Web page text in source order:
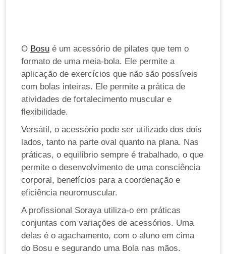
O Bosu é um acessório de pilates que tem o
formato de uma meia-bola. Ele permite a
aplicação de exercícios que não são possíveis
com bolas inteiras. Ele permite a prática de
atividades de fortalecimento muscular e
flexibilidade.
Versátil, o acessório pode ser utilizado dos dois
lados, tanto na parte oval quanto na plana. Nas
práticas, o equilíbrio sempre é trabalhado, o que
permite o desenvolvimento de uma consciência
corporal, benefícios para a coordenação e
eficiência neuromuscular.
A profissional Soraya utiliza-o em práticas
conjuntas com variações de acessórios. Uma
delas é o agachamento, com o aluno em cima
do Bosu e segurando uma Bola nas mãos.